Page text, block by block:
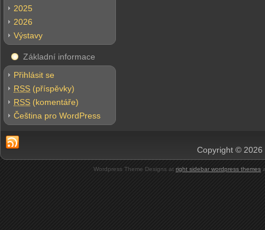
2025
2026
Výstavy
Základní informace
Přihlásit se
RSS (příspěvky)
RSS (komentáře)
Čeština pro WordPress
Copyright © 2026
Wordpress Theme Designs at right sidebar wordpress themes